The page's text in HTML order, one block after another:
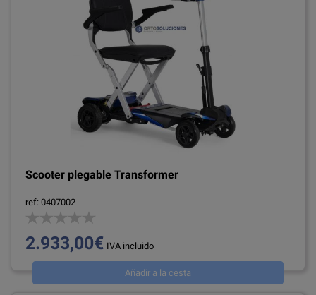
Scooter plegable Transformer
ref: 0407002
2.933,00€ IVA incluido
Añadir a la cesta